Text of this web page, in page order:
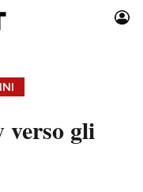
verso gli